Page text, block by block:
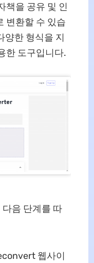
책을 공유 및 인
변환할 수 있습
양한 형식을 지
한 도구입니다.
음 단계를 따
웹사이